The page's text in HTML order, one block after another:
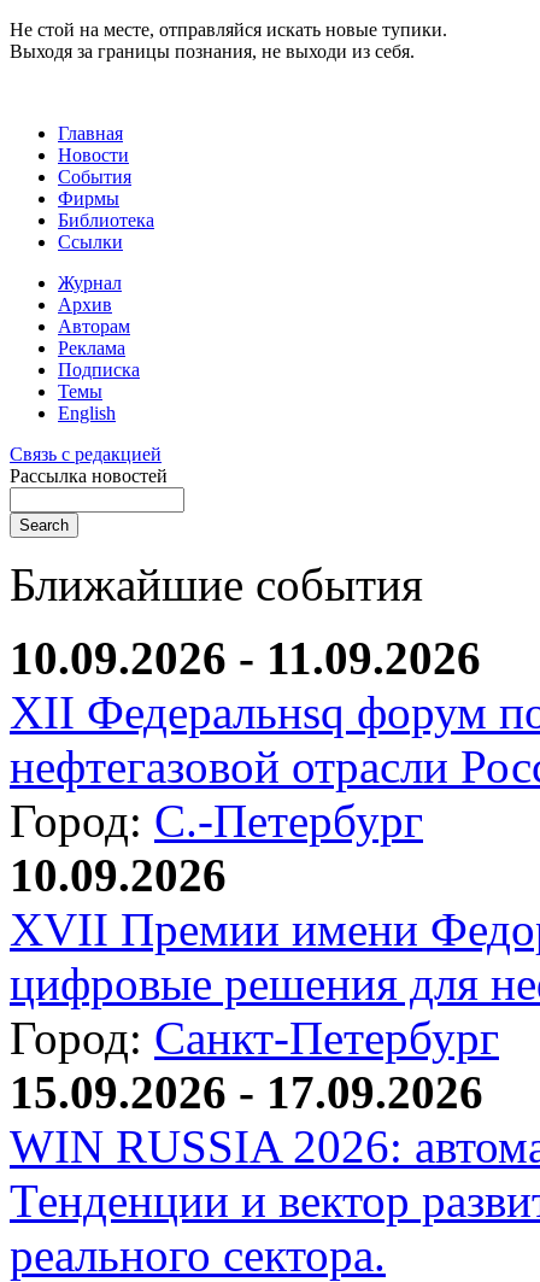
Не стой на месте, отправляйся искать новые тупики.
Выходя за границы познания, не выходи из себя.
Главная
Новости
События
Фирмы
Библиотека
Ссылки
Журнал
Архив
Авторам
Реклама
Подписка
Темы
English
Связь с редакцией
Рассылка новостей
Ближайшие события
10.09.2026 - 11.09.2026
XII Федеральнsq форум
нефтегазовой отрасли
Город: С.-Петербург
10.09.2026
XVII Премии имени
цифровые решения для
Город: Санкт-Петербург
15.09.2026 - 17.09.2026
WIN RUSSIA 2026:
Тенденции и вектор
реального сектора.